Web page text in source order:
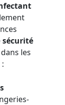
sécurité
dans les